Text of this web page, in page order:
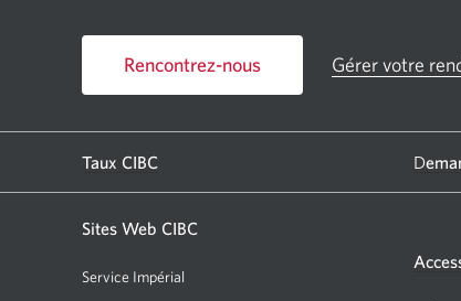
Rencontrez-nous
nouvelle
fenêtre
s'affichera.
Gérer votre
Taux CIBC D
Sites Web CIBC
Service Impérial